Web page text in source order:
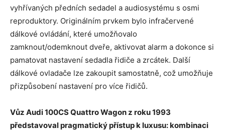
vyhřívaných předních sedadel a audiosystému s osmi
reproduktory. Originálním prvkem bylo infračervené
dálkové ovládání, které umožňovalo
zamknout/odemknout dveře, aktivovat alarm a dokonce si
pamatovat nastavení sedadla řidiče a zrcátek. Další
dálkové ovladače lze zakoupit samostatně, což umožňuje
přizpůsobení nastavení pro více řidičů.
Vůz Audi 100CS Quattro Wagon z roku 1993
představoval pragmatický přístup k luxusu: kombinaci